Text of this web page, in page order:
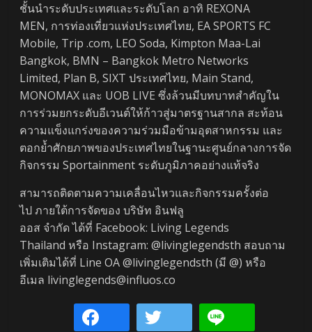
ชั้นนำระดับประเทศและระดับโลก อาทิ REXONA
MEN, การท่องเที่ยวแห่งประเทศไทย, EA SPORTS FC
Mobile, Trip .com, LEO Soda, Kimpton Maa-Lai
Bangkok, BMN – Bangkok Metro Networks
Limited, Plan B, SIXT ประเทศไทย, Main Stand,
MONOMAX และ UOB LIVE ซึ่งล้วนมีบทบาทสำคัญใน
การร่วมยกระดับอีเวนต์ให้ก้าวสู่มาตรฐานสากล สะท้อน
ความแข็งแกร่งของความร่วมมือข้ามอุตสาหกรรม และ
ตอกย้ำศักยภาพของประเทศไทยในฐานะศูนย์กลางการจัด
กิจกรรม Sportainment ระดับภูมิภาคอย่างแท้จริง
สามารถติดตามความเคลื่อนไหวและกิจกรรมครั้งต่อ
ไป ภายใต้การจัดของ บริษัท อินฟลู
ออส จำกัด ได้ที่ Facebook: Living Legends
Thailand หรือ Instagram: @livinglegendsth สอบถาม
เพิ่มเติมได้ที่ Line OA @livinglegendsth (มี @) หรือ
อีเมล livinglegends@influos.co